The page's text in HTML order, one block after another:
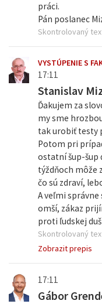
práci.
Pán poslanec
Skontrolovaný
VYSTÚPENIE S
17:11
Stanislav
Ďakujem za
my sme
tak urobiť testy
Potom pri
ostatní šup-šup
týždňoch môže
čo sú zdraví,
A veľmi
omší, zákaz
proti ľudskej
Skontrolovaný
Zobrazit prepis
17:11
Gábor